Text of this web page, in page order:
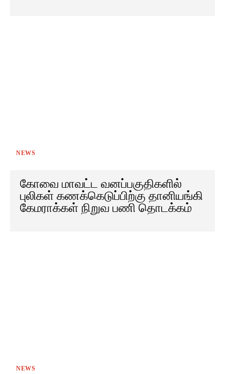
NEWS
கோவை மாவட்ட வனப்பகுதிகளில்
புலிகள் கணக்கெடுப்பிற்கு தானியங்கி
கேமராக்கள் நிறுவ பணி தொடக்கம்
NEWS